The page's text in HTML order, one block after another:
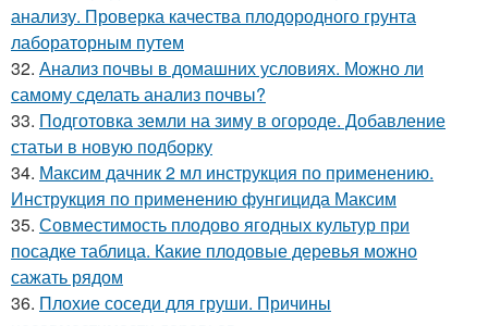
анализу. Проверка качества плодородного грунта
лабораторным путем
32. Анализ почвы в домашних условиях. Можно ли
самому сделать анализ почвы?
33. Подготовка земли на зиму в огороде. Добавление
статьи в новую подборку
34. Максим дачник 2 мл инструкция по применению.
Инструкция по применению фунгицида Максим
35. Совместимость плодово ягодных культур при
посадке таблица. Какие плодовые деревья можно
сажать рядом
36. Плохие соседи для груши. Причины